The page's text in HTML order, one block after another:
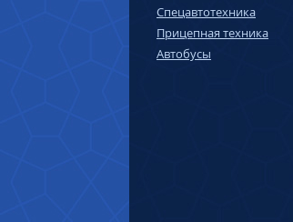
Спецавтотехника
Прицепная техника
Автобусы